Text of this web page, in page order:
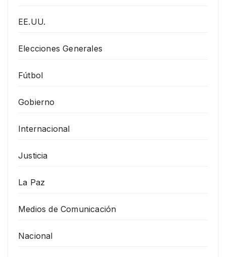
EE.UU.
Elecciones Generales
Fútbol
Gobierno
Internacional
Justicia
La Paz
Medios de Comunicación
Nacional